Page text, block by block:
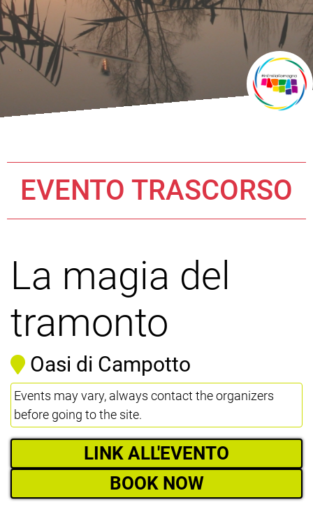
EVENTO TRASCORSO
La magia del
tramonto
Oasi di Campotto
Events may vary, always contact the organizers
before going to the site.
LINK ALL'EVENTO
BOOK NOW